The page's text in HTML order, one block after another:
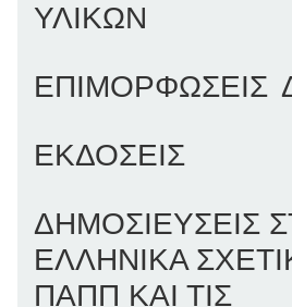
ΥΛΙΚΩΝ
ΕΠΙΜΟΡΦΩΣΕΙΣ
ΕΚΔΟΣΕΙΣ
ΔΗΜΟΣΙΕΥΣΕΙΣ
ΕΛΛΗΝΙΚΑ
ΠΑΠΠ ΚΑΙ ΤΙΣ